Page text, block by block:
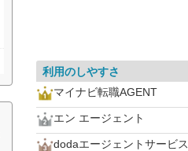
利用のしやすさ
マイナビ転職AGENT
エン エージェント
dodaエージェントサービス